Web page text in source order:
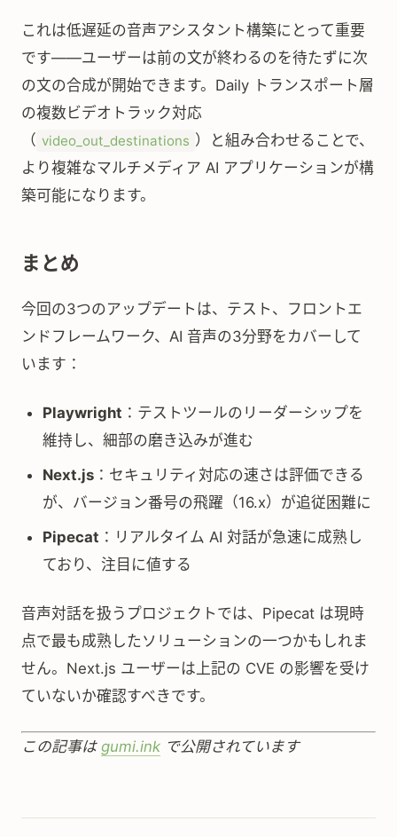
これは低遅延の音声アシスタント構築にとって重要
です——ユーザーは前の文が終わるのを待たずに次
の文の合成が開始できます。Daily トランスポート層
の複数ビデオトラック対応
（ video_out_destinations ）と組み合わせることで、
より複雑なマルチメディア AI アプリケーションが構
築可能になります。
まとめ
今回の3つのアップデートは、テスト、フロントエ
ンドフレームワーク、AI 音声の3分野をカバーして
います：
Playwright ：テストツールのリーダーシップを
維持し、細部の磨き込みが進む
Next.js ：セキュリティ対応の速さは評価できる
が、バージョン番号の飛躍（16.x）が追従困難に
Pipecat ：リアルタイム AI 対話が急速に成熟し
ており、注目に値する
音声対話を扱うプロジェクトでは、Pipecat は現時
点で最も成熟したソリューションの一つかもしれま
せん。Next.js ユーザーは上記の CVE の影響を受け
ていないか確認すべきです。
この記事は gumi.ink で公開されています